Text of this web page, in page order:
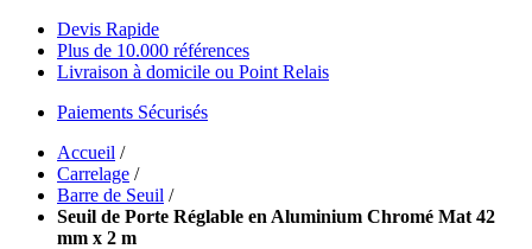
Devis Rapide
Plus de 10.000 références
Livraison à domicile ou Point Relais
Paiements Sécurisés
Accueil /
Carrelage /
Barre de Seuil /
Seuil de Porte Réglable en Aluminium Chromé Mat 42
mm x 2 m